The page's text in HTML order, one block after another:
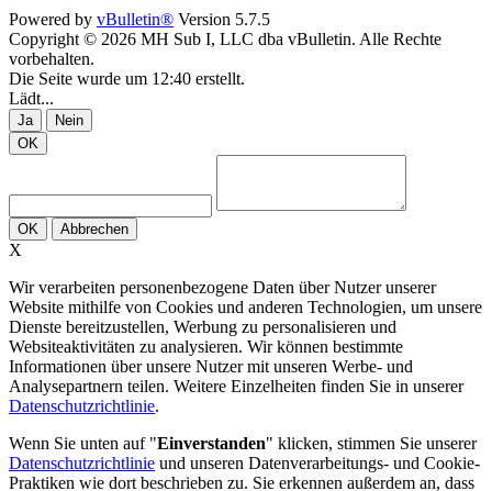
Powered by vBulletin® Version 5.7.5
Copyright © 2026 MH Sub I, LLC dba vBulletin. Alle Rechte
vorbehalten.
Die Seite wurde um 12:40 erstellt.
Lädt...
Ja
Nein
OK
OK Abbrechen
X
Wir verarbeiten personenbezogene Daten über Nutzer unserer
Website mithilfe von Cookies und anderen Technologien, um unsere
Dienste bereitzustellen, Werbung zu personalisieren und
Websiteaktivitäten zu analysieren. Wir können bestimmte
Informationen über unsere Nutzer mit unseren Werbe- und
Analysepartnern teilen. Weitere Einzelheiten finden Sie in unserer
Datenschutzrichtlinie.
Wenn Sie unten auf "Einverstanden" klicken, stimmen Sie unserer
Datenschutzrichtlinie und unseren Datenverarbeitungs- und Cookie-
Praktiken wie dort beschrieben zu. Sie erkennen außerdem an, dass